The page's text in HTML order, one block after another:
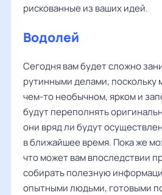
рискованные из ваших идей.
Водолей
Сегодня вам будет сложно
рутинными делами, поскольку
чем-то необычном, ярком и
будут переполнять
они вряд ли будут
в ближайшее время. Пока же
что может вам впоследствии
собирать полезную
опытными людьми, готовыми